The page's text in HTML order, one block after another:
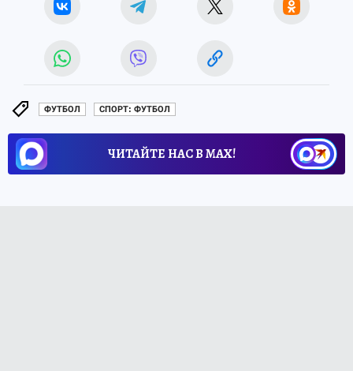
ФУТБОЛ СПОРТ: ФУТБОЛ
ЧИТАЙТЕ НАС В МАХ!